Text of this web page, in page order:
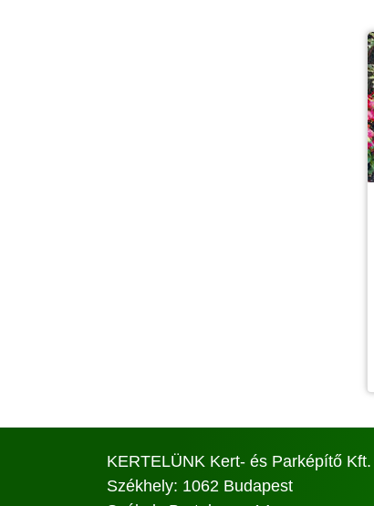
KERTELÜNK Kert- és Parképítő Kft.
Székhely: 1062 Budapest